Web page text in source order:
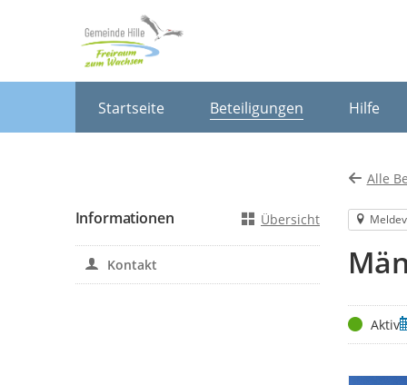
Startseite Beteiligungen Hilfe
Alle
StatusAktiv
Informationen Übersicht
Kontakt